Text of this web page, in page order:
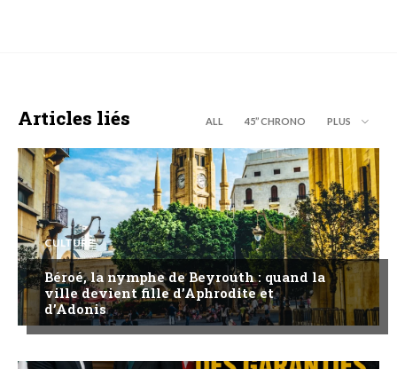
Articles liés ALL 45’’ CHRONO PLUS
CULTURE
Béroé, la nymphe de Beyrouth : quand la
ville devient fille d’Aphrodite et
d’Adonis